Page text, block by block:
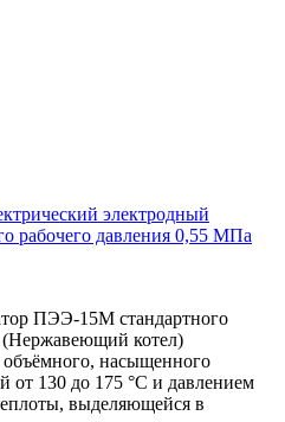
электродный
рабочего давления 0,55 МПа
ПЭЭ-15М стандартного
(Нержавеющий котел)
объёмного, насыщенного
от 130 до 175 °С и давлением
выделяющейся в